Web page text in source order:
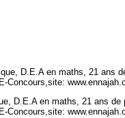
D.E.A en maths, 21 ans
D.E.A en maths, 21 ans